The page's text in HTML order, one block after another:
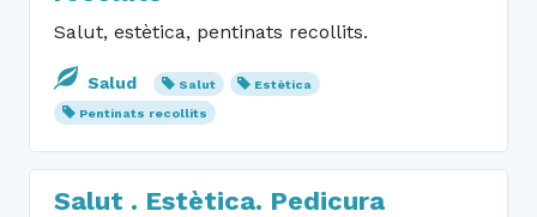
Salut, estètica, pentinats recollits.
Salud Salut
Estètica
Pentinats recollits
Salut . Estètica. Pedicura